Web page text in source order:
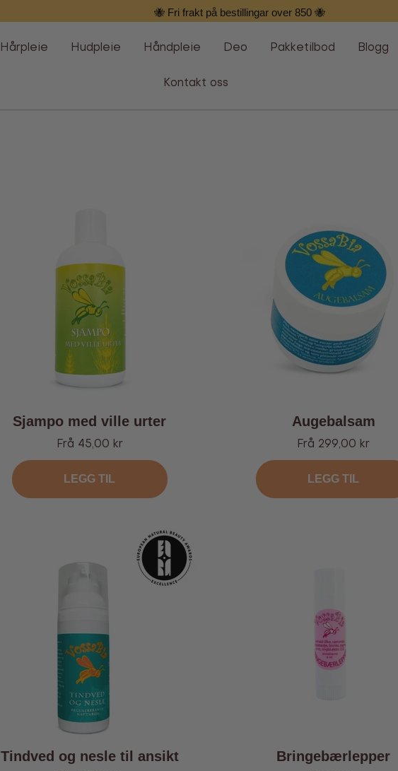
🐝 Fri frakt på bestillingar over 850 🐝
Hårpleie Hudpleie Håndpleie Deo Pakketilbod Blogg
Kontakt oss
Sjampo med ville urter
Tilbud
Frå 45,00 kr
LEGG TIL
Augebalsam
Tilbud
Frå 299,00 kr
LEGG TIL
Tindved og nesle til ansikt Bringebærlepper